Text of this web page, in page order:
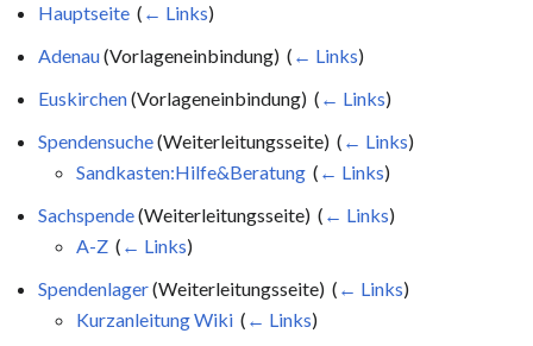
Hauptseite ( ← Links)
Adenau(Vorlageneinbindung) ‎ ( ← Links)
Euskirchen(Vorlageneinbindung) ‎ ( ← Links)
Spendensuche(Weiterleitungsseite) ‎ ( ← Links)
Sandkasten:Hilfe&Beratung ( ← Links)
Sachspende(Weiterleitungsseite) ‎ ( ← Links)
A-Z ( ← Links)
Spendenlager(Weiterleitungsseite) ‎ ( ← Links)
Kurzanleitung Wiki ( ← Links)